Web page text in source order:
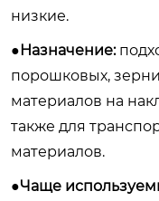
низкие.
●Назначение:
порошковых,
материалов на
также для
материалов.
●Чаще